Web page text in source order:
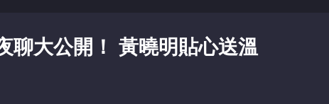
聊大公開！ 黃曉明貼心送溫